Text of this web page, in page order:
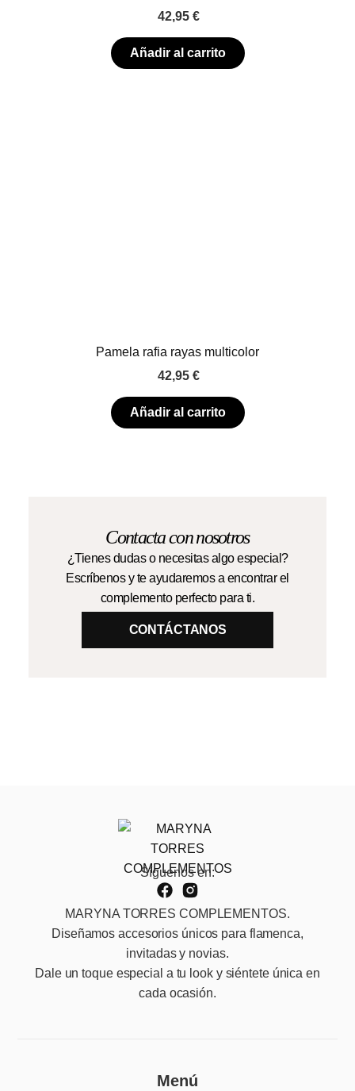
42,95 €
Añadir al carrito
Pamela rafia rayas multicolor
42,95 €
Añadir al carrito
Contacta con nosotros
¿Tienes dudas o necesitas algo especial?
Escríbenos y te ayudaremos a encontrar el
complemento perfecto para ti.
CONTÁCTANOS
Síguenos en:
MARYNA TORRES COMPLEMENTOS.
Diseñamos accesorios únicos para flamenca,
invitadas y novias.
Dale un toque especial a tu look y siéntete única en
cada ocasión.
Menú